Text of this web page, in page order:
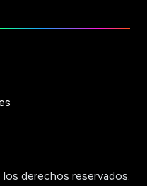
derechos reservados.